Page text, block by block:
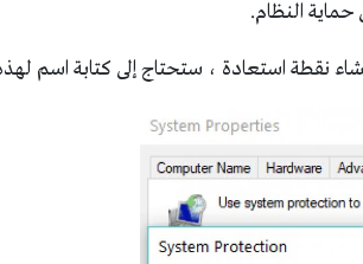
النظام.
نقطة استعادة ، ستحتاج إلى كتابة اسم